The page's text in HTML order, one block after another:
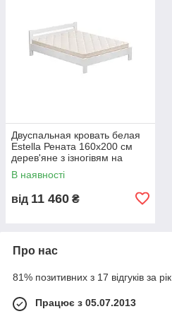
Двуспальная кровать белая
Estella Рената 160х200 см
дерев'яне з ізногівям на
ніжках
В наявності
від 11 460 ₴
Про нас
81% позитивних з 17 відгуків за рік
Працює з 05.07.2013